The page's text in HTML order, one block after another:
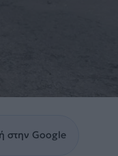
στην Google